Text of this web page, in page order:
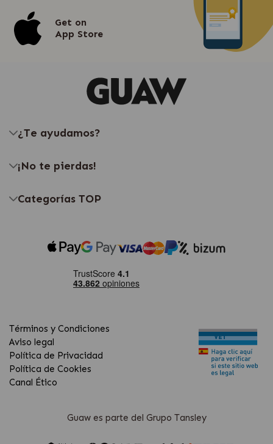
Get on
App Store
¿Te ayudamos?
¡No te pierdas!
Categorías TOP
Términos y Condiciones
Aviso legal
Política de Privacidad
Política de Cookies
Canal Ético
Guaw es parte del Grupo Tansley